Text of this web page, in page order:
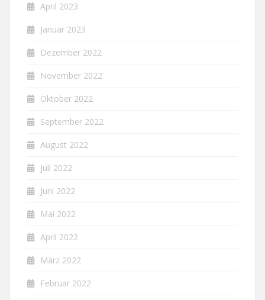
April 2023
Januar 2023
Dezember 2022
November 2022
Oktober 2022
September 2022
August 2022
Juli 2022
Juni 2022
Mai 2022
April 2022
März 2022
Februar 2022